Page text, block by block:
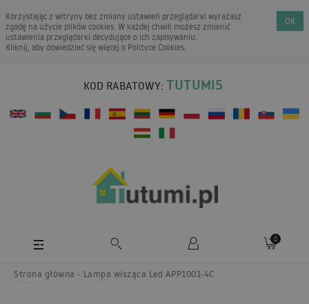
Korzystając z witryny bez zmiany ustawień przeglądarki wyrażasz
zgodę na użycie plików cookies. W każdej chwili możesz zmienić
ustawienia przeglądarki decydujące o ich zapisywaniu.
Kliknij, aby dowiedzieć się więcej o Polityce Cookies.
OK
KOD RABATOWY: TUTUMI5
0
Strona główna Lampa wisząca Led APP1001-4C